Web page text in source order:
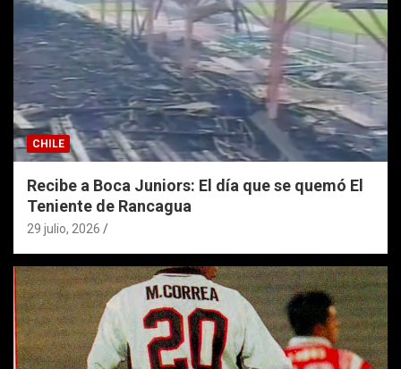
CHILE
Recibe a Boca Juniors: El día que se quemó El
Teniente de Rancagua
29 julio, 2026